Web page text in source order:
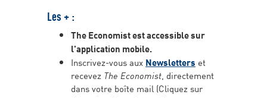
Les + :
The Economist est accessible sur
l'application mobile.
Inscrivez-vous aux Newsletters et
recevez The Economist, directement
dans votre boîte mail (Cliquez sur